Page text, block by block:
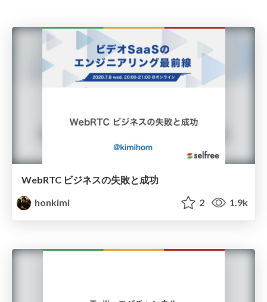
WebRTC ビジネスの失敗と成功
honkimi
2 1.9k